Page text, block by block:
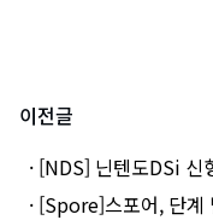
이전글
· [NDS] 닌텐도DSi 신
· [Spore]스포어, 단